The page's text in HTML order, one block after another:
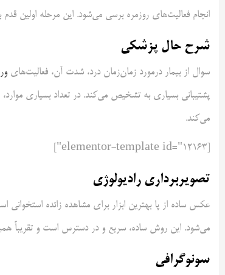
انجام فعالیت‌های روزمره برسی می‌شود. این مرحله اولین
شرح حال پزشکی
سوال از بیمار درمورد زمان‌زمان درد، شدت آن، فعالیت‌های
پشتیبانی بسیاری به تشخیص می‌کند. در تعداد بسیاری
می‌کند.
تصویربرداری رادیولوژی
عکس ساده از پا بهترین ابزار برای مشاهده زائده
می‌شود. این روش ساده، سریع و در دسترس است و تقریباً
سونوگرافی